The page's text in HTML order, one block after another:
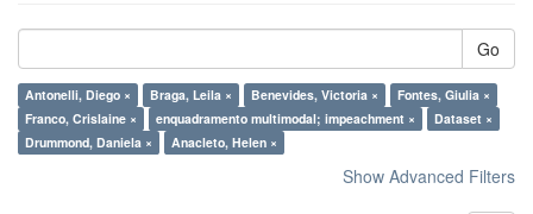
Go
Antonelli, Diego × Braga, Leila × Benevides, Victoria ×
Fontes, Giulia ×
Franco, Crislaine ×
enquadramento multimodal; impeachment ×
Dataset ×
Drummond, Daniela ×
Anacleto, Helen ×
Show Advanced Filters